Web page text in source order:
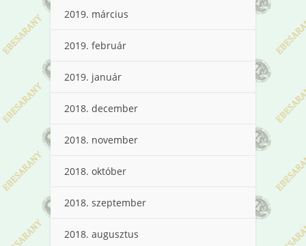
2019. március
2019. február
2019. január
2018. december
2018. november
2018. október
2018. szeptember
2018. augusztus